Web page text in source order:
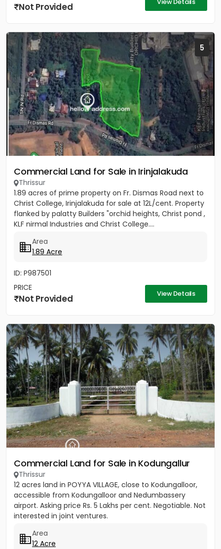
Not Provided
5
Commercial Land for Sale in Irinjalakuda
Thrissur
1.89 acres of prime property on Fr. Dismas Road next to
Christ College, Irinjalakuda for sale at 12L/cent. Property
flanked by palatty Builders "orchid heights, Christ pond ,
KLF nirmal Industries and Christ College....
Area
1.89 Acre
ID: P987501
PRICE
Not Provided View Details
Commercial Land for Sale in Kodungallur
Thrissur
12 acres land in POYYA VILLAGE, close to Kodungalloor,
accessible from Kodungalloor and Nedumbassery
airport. Asking price Rs. 5 Lakhs per cent. Negotiable. Not
interested in joint ventures.
Area
12 Acre